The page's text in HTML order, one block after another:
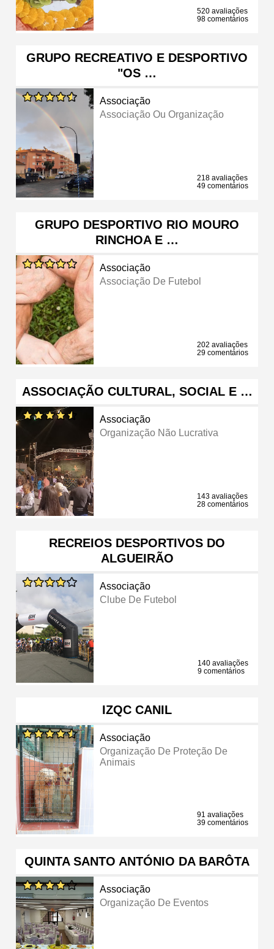
520 avaliações
98 comentários
GRUPO RECREATIVO E DESPORTIVO
"OS …
Associação
Associação Ou Organização
218 avaliações
49 comentários
GRUPO DESPORTIVO RIO MOURO
RINCHOA E …
Associação
Associação De Futebol
202 avaliações
29 comentários
ASSOCIAÇÃO CULTURAL, SOCIAL E …
Associação
Organização Não Lucrativa
143 avaliações
28 comentários
RECREIOS DESPORTIVOS DO
ALGUEIRÃO
Associação
Clube De Futebol
140 avaliações
9 comentários
IZQC CANIL
Associação
Organização De Proteção De
Animais
91 avaliações
39 comentários
QUINTA SANTO ANTÓNIO DA BARÔTA
Associação
Organização De Eventos